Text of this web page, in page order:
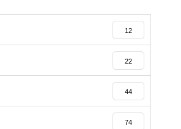
12
22
44
74